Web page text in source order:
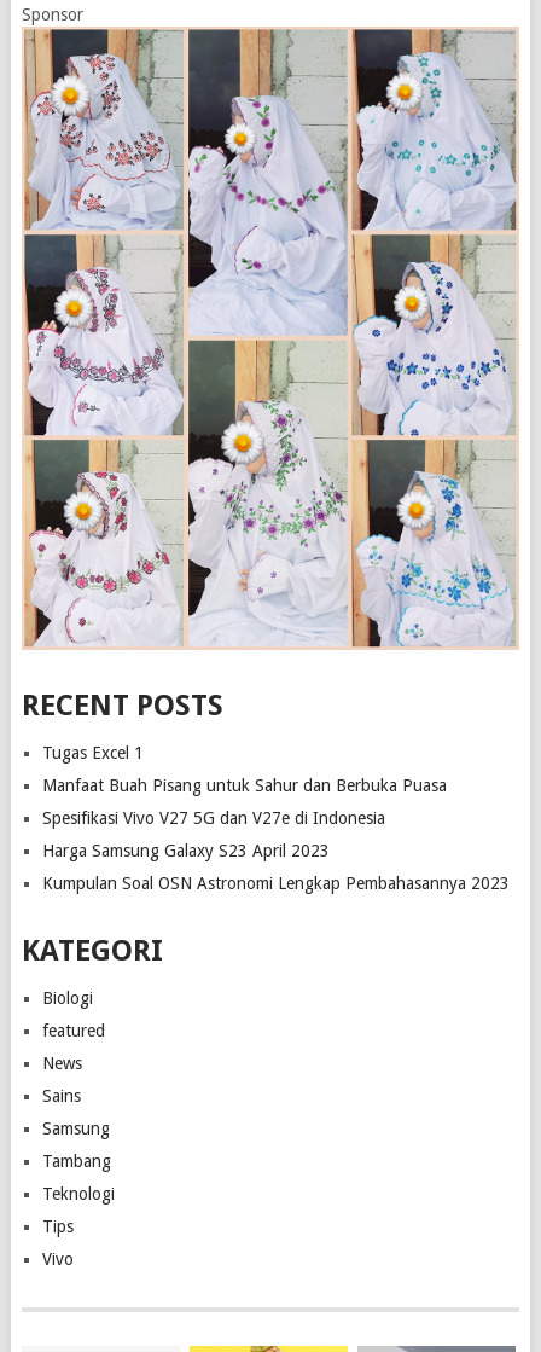
Sponsor
RECENT POSTS
Tugas Excel 1
Manfaat Buah Pisang untuk Sahur dan Berbuka Puasa
Spesifikasi Vivo V27 5G dan V27e di Indonesia
Harga Samsung Galaxy S23 April 2023
Kumpulan Soal OSN Astronomi Lengkap Pembahasannya 2023
KATEGORI
Biologi
featured
News
Sains
Samsung
Tambang
Teknologi
Tips
Vivo